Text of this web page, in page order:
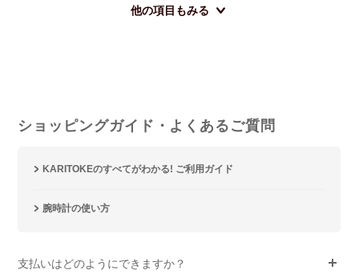
他の項目もみる
ショッピングガイド・よくあるご質問
KARITOKEのすべてがわかる! ご利用ガイド
腕時計の使い方
支払いはどのようにできますか？